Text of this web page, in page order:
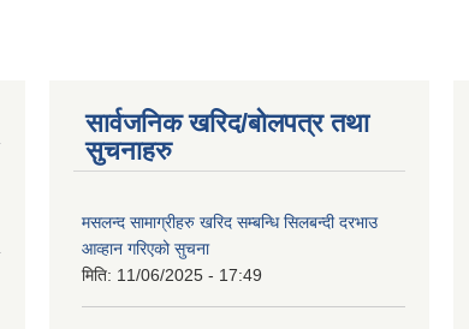
सार्वजनिक खरिद/बोलपत्र तथा
सुचनाहरु
मसलन्द सामाग्रीहरु खरिद सम्बन्धि सिलबन्दी दरभाउ
आव्हान गरिएको सुचना
मिति: 11/06/2025 - 17:49